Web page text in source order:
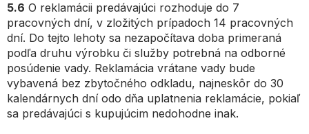
5.6 O reklamácii predávajúci rozhoduje do 7
pracovných dní, v zložitých prípadoch 14 pracovných
dní. Do tejto lehoty sa nezapočítava doba primeraná
podľa druhu výrobku či služby potrebná na odborné
posúdenie vady. Reklamácia vrátane vady bude
vybavená bez zbytočného odkladu, najneskôr do 30
kalendárnych dní odo dňa uplatnenia reklamácie, pokiaľ
sa predávajúci s kupujúcim nedohodne inak.